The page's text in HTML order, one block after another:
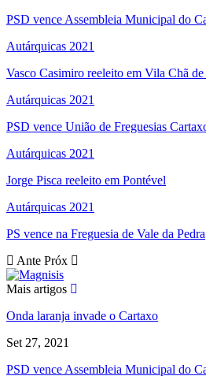
PSD vence Assembleia Municipal do
Autárquicas 2021
Vasco Casimiro reeleito em Vila Chã
Autárquicas 2021
PSD vence União de Freguesias
Autárquicas 2021
Jorge Pisca reeleito em Pontével
Autárquicas 2021
PS vence na Freguesia de Vale da Pedra
Ante Próx
Mais artigos
Onda laranja invade o Cartaxo
Set 27, 2021
PSD vence Assembleia Municipal do